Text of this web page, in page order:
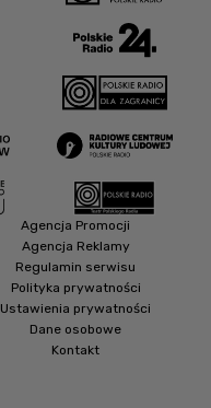
Agencja Promocji
Agencja Reklamy
Regulamin serwisu
Polityka prywatności
Ustawienia prywatności
Dane osobowe
Kontakt